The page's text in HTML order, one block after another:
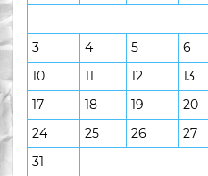
3
4 5 6
10
11 12 13
17
18 19 20
24
25 26 27
31